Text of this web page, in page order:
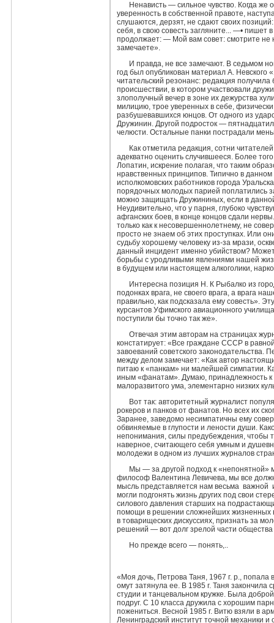
Ненависть — сильное чувство. Когда
уверенность в соб­ственной правоте,
слушаются, дерзят, не сдают своих
себя, в свою совесть загляните... —• пишет
продол­жает: — Мой вам совет: смотрите
замечаете».
И правда, не все замечают. В седьмом
год был опуб­ликован материал А.
читательский резонанс: редакция
происшествии, в котором участвовали
злополучный вечер в зоне их дежурства
милицию, трое уверенных в себе,
разбушевавшихся юнцов. От одного из
Дружинин. Другой под­росток —
челюсти. Остальные панки пострадали
Как отметила редакция, сотни
адекватно оценить слу­чившееся. Более
Лопатин, искрение полагая, что таким
нравственных принципов. Типично в
исполкомовских работников города
порядочных молодых парией попла­тились
можно защищать Дружининых, если в
Неудиви­тельно, что у парня, глубоко
афганских боев, в конце концов сдали
только как к несовершеннолетнему, не
просто не знаем об этих проступках. Или
судьбу хороше­му человеку из-за мрази,
данный инцидент именно убийством?
борьбы с уродливыми явлениями нашей
в будущем или настоящем алкоголики,
Интересна позиция Н. К Рыбалко из
подон­ках врага, не своего врага, а врага
правильно, как подсказала ему совесть».
курсантов Уфимского авиационного
поступи­ли бы точно так же».
Отвечая этим авторам на страницах
констатирует: «Все граждане СССР в
завоеваний советского
между делом замечает: «Как автор
питаю к «панкам» ни малейшей симпатии.
иным «фанатам». Думаю, принад­лежность
малоразвитого ума, элементарно низких
Вот так: авторитетный журналист
рокеров и пан­ков от фанатов. Но всех их
Заранее, заведомо несимпа­тичны ему
обвиняемые в глупости и лености души.
непонима­ния, силы предубеждения, чтобы
наверное, считающего се­бя умным и
молодежи в одном из лучших журналов
Мы — за другой подход к «непонятной»
философ Ва­лентина Левичева, мы все
мысль представляется нам весьма
могли подгонять жизнь других под свои
силового давления старших на
помощи в решении слож­нейших жизненных
в товарищеских дискуссиях, признать за
ре­шений — вот долг зрелой части
Но прежде всего — понять,..
«Моя дочь, Петрова Таня, 1967 г. р., попала
омут затянула ее. В 1985 г. Таня
студии и танцевальном кружке. Была
подруг. С 10 класса дружила с хорошим
пожениться. Вес­ной 1985 г. Витю взяли в
Ленинградский институт точной механики